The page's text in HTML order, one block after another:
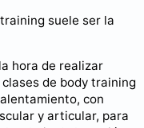
suele ser la
hora de realizar
de body training
con
y articular, para